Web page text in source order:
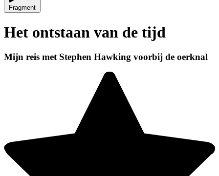
Fragment
Het ontstaan van de tijd
Mijn reis met Stephen Hawking voorbij de oerknal